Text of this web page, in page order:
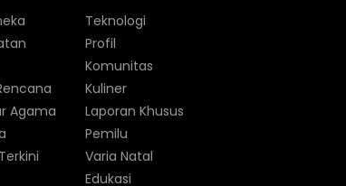
Agama
Teknologi
Profil
Komunitas
Kuliner
Laporan Khusus
Pemilu
Varia Natal
Edukasi